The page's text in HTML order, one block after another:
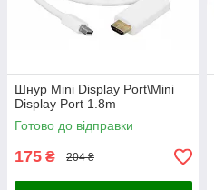
Шнур Mini Display Port\Mini
Display Port 1.8m
Готово до відправки
175 ₴ 204 ₴